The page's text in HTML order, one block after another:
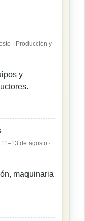
· Producción y
y
de agosto ·
maquinaria